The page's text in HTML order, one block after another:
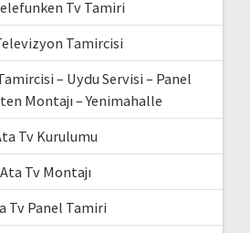
Tv Tamiri
Tamircisi
– Uydu Servisi – Panel
Montajı – Yenimahalle
Tv Kurulumu
Ata Tv Montajı
Tv Panel Tamiri